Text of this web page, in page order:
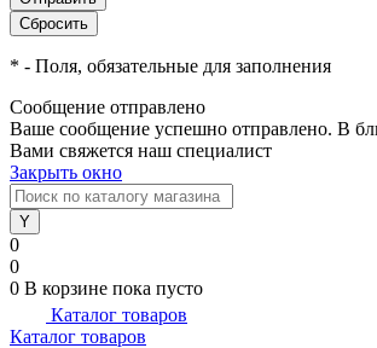
* - Поля, обязательные для заполнения
Сообщение отправлено
Ваше сообщение успешно отправлено. В
Вами свяжется наш специалист
Закрыть окно
0
0
0 В корзине пока пусто
Каталог товаров
Каталог товаров